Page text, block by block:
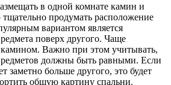
в одной комнате камин и
тщательно продумать расположение
вариантом является
поверх другого. Чаще
Важно при этом учитывать,
должны быть равными. Если
заметно больше другого, это будет
общую картину спальни.